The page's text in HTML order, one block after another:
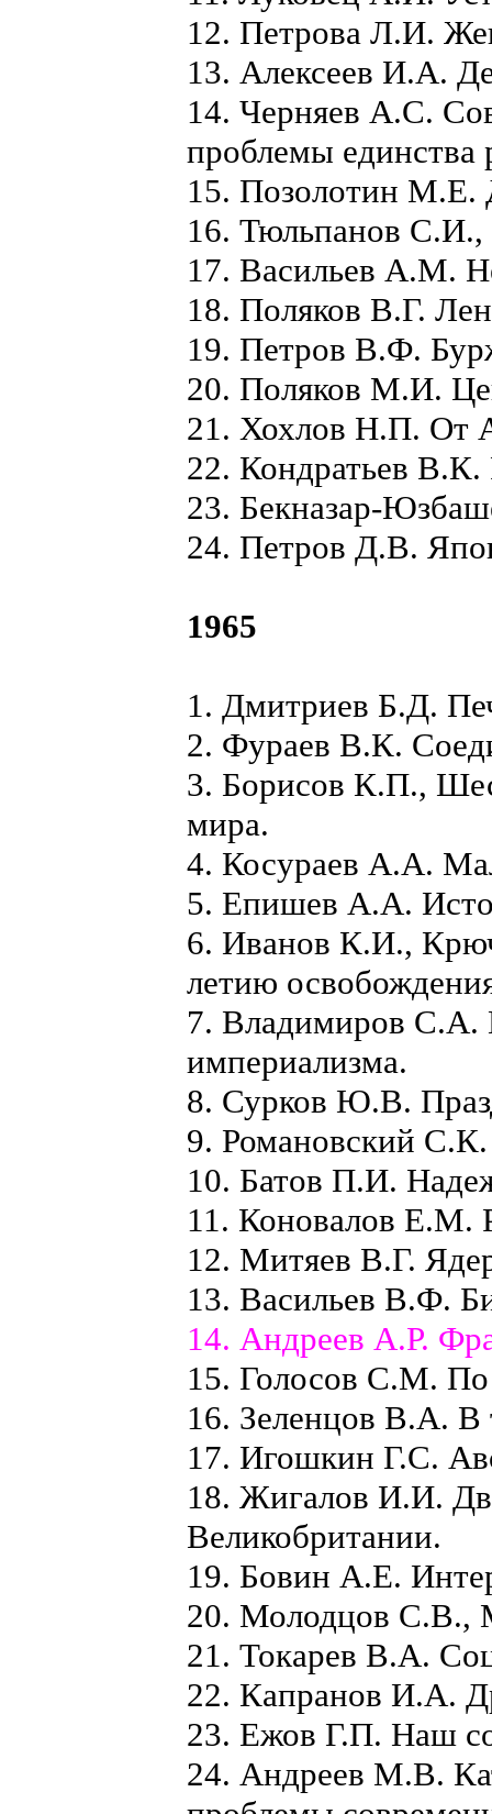
12. Петрова Л.И.
13. Алексеев И.А.
14. Черняев А.С.
проблемы единства
15. Позолотин М.Е.
16. Тюльпанов
17. Васильев А.М.
18. Поляков В.Г.
19. Петров В.Ф.
20. Поляков М.И.
21. Хохлов Н.П. От
22. Кондратьев
23. Бекназар-
24. Петров Д.В.
1965
1. Дмитриев Б.Д.
2. Фураев В.К.
3. Борисов К.П.,
мира.
4. Косураев А.А.
5. Епишев А.А.
6. Иванов К.И.,
летию
7. Владимиров С.А.
империализма.
8. Сурков Ю.В.
9. Романовский
10. Батов П.И.
11. Коновалов Е.М.
12. Митяев В.Г.
13. Васильев В.Ф.
14. Андреев А.Р.
15. Голосов С.М. По
16. Зеленцов В.А. В
17. Игошкин Г.С.
18. Жигалов И.И.
Великобритании.
19. Бовин А.Е.
20. Молодцов С.В.,
21. Токарев В.А.
22. Капранов И.А.
23. Ежов Г.П. Наш
24. Андреев М.В.